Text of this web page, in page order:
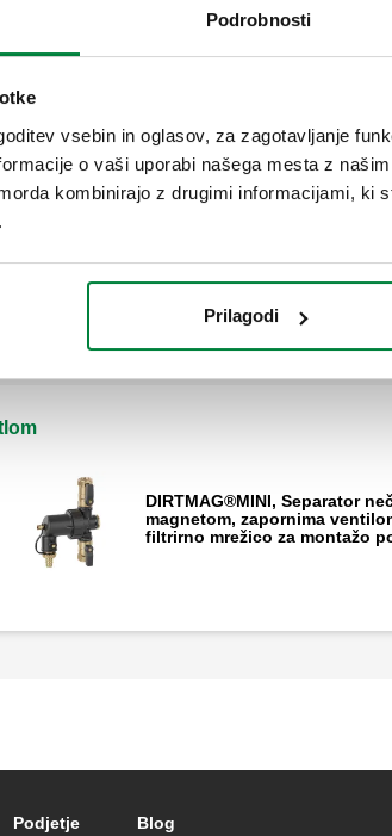
Podrobnosti
vsebin in oglasov, za zagotavljanje
o vaši uporabi našega mesta z
kombinirajo z drugimi informacijami, ki
Prilagodi
DIRTMAG®MINI, Separator
magnetom, zapornima
filtrirno mrežico za montažo
Podjetje Blog